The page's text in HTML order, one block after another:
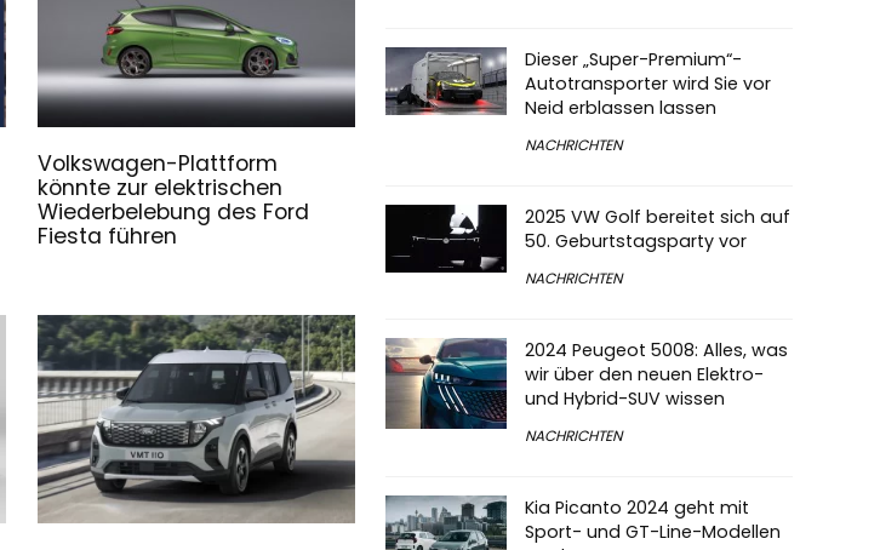
Volkswagen-Plattform
könnte zur elektrischen
Wiederbelebung des Ford
Fiesta führen
Dieser „Super-Premium“-
Autotransporter wird Sie vor
Neid erblassen lassen
NACHRICHTEN
2025 VW Golf bereitet sich auf
50. Geburtstagsparty vor
NACHRICHTEN
2024 Peugeot 5008: Alles, was
wir über den neuen Elektro-
und Hybrid-SUV wissen
NACHRICHTEN
Kia Picanto 2024 geht mit
Sport- und GT-Line-Modellen